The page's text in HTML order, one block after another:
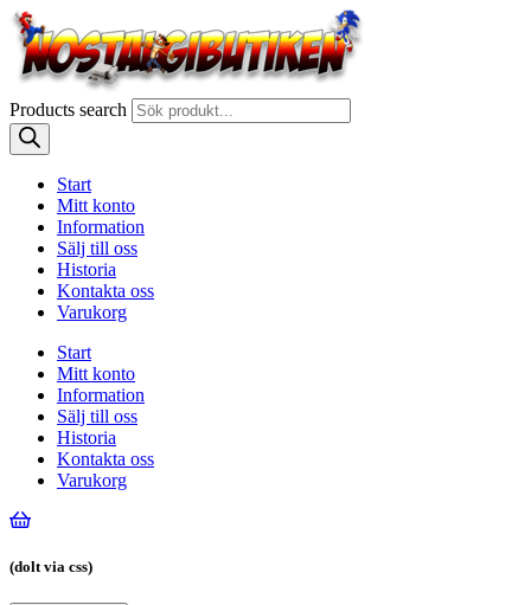
Products search
Start
Mitt konto
Information
Sälj till oss
Historia
Kontakta oss
Varukorg
Start
Mitt konto
Information
Sälj till oss
Historia
Kontakta oss
Varukorg
(dolt via css)